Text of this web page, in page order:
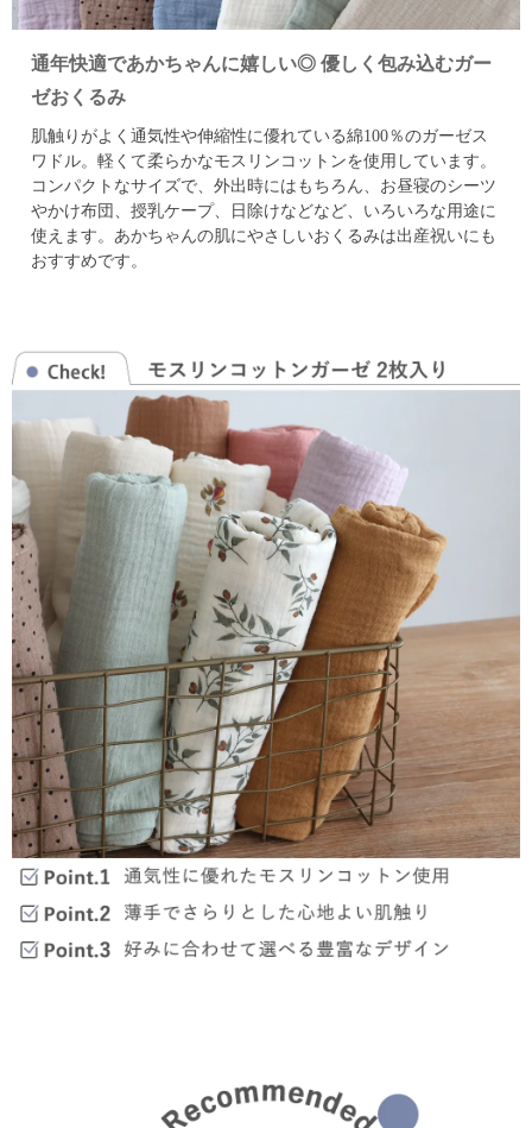
通年快適であかちゃんに嬉しい◎ 優しく包み込むガー
ゼおくるみ
肌触りがよく通気性や伸縮性に優れている綿100％のガーゼス
ワドル。 軽くて柔らかなモスリンコットンを使用しています。
コンパクトなサイズで、外出時にはもちろん、お昼寝のシーツ
やかけ布団、 授乳ケープ、日除けなどなど、いろいろな用途に
使えます。 あかちゃんの肌にやさしいおくるみは出産祝いにも
おすすめです。